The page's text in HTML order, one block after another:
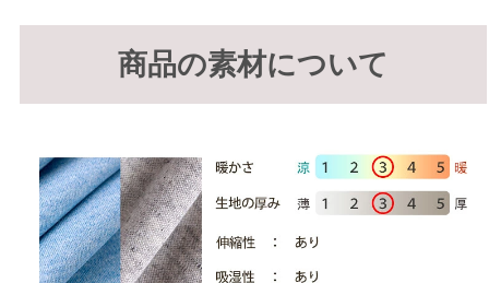
商品の素材について